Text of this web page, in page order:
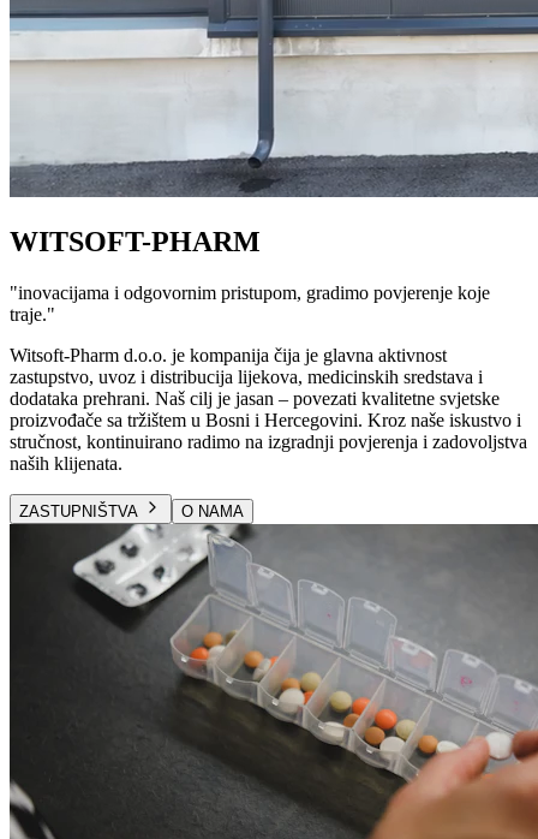
WITSOFT-PHARM
"inovacijama i odgovornim pristupom, gradimo povjerenje koje
traje."
Witsoft-Pharm d.o.o. je kompanija čija je glavna aktivnost
zastupstvo, uvoz i distribucija lijekova, medicinskih sredstava i
dodataka prehrani. Naš cilj je jasan – povezati kvalitetne svjetske
proizvođače sa tržištem u Bosni i Hercegovini. Kroz naše iskustvo i
stručnost, kontinuirano radimo na izgradnji povjerenja i zadovoljstva
naših klijenata.
ZASTUPNIŠTVA O NAMA